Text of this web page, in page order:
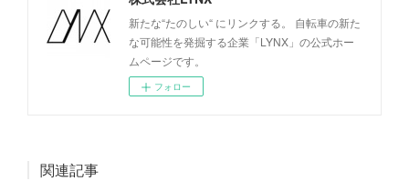
新たな“たのしい“ にリンクする。 自転車の新た
な可能性を発掘する企業「LYNX」の公式ホー
ムページです。
フォロー
関連記事